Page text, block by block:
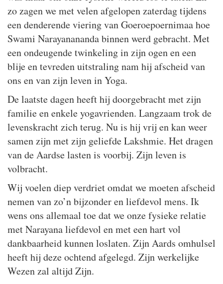
zo zagen we met velen afgelopen zaterdag tijdens
een denderende viering van Goeroepoernimaa hoe
Swami Narayanananda binnen werd gebracht. Met
een ondeugende twinkeling in zijn ogen en een
blije en tevreden uitstraling nam hij afscheid van
ons en van zijn leven in Yoga.
De laatste dagen heeft hij doorgebracht met zijn
familie en enkele yogavrienden. Langzaam trok de
levenskracht zich terug. Nu is hij vrij en kan weer
samen zijn met zijn geliefde Lakshmie. Het dragen
van de Aardse lasten is voorbij. Zijn leven is
volbracht.
Wij voelen diep verdriet omdat we moeten afscheid
nemen van zo’n bijzonder en liefdevol mens. Ik
wens ons allemaal toe dat we onze fysieke relatie
met Narayana liefdevol en met een hart vol
dankbaarheid kunnen loslaten. Zijn Aards omhulsel
heeft hij deze ochtend afgelegd. Zijn werkelijke
Wezen zal altijd Zijn.